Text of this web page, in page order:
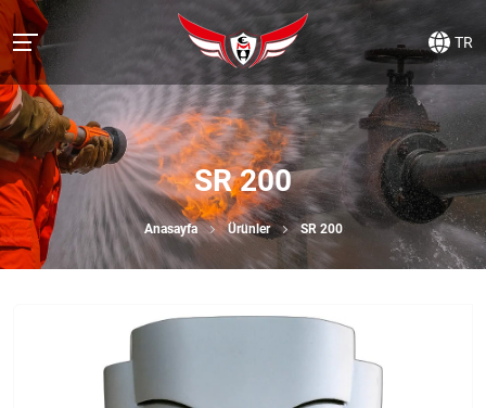
TR
SR 200
Anasayfa Ürünler SR 200